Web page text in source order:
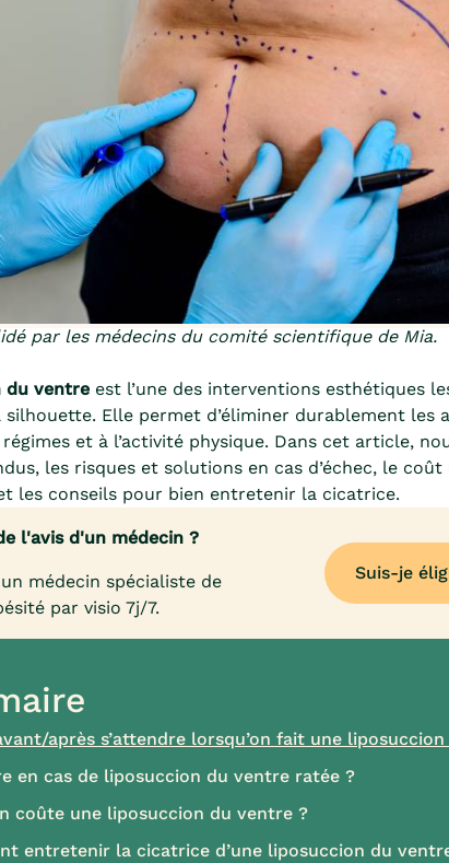
par les médecins du comité scientifique de Mia.
du ventre est l’une des interventions esthétiques
Elle permet d’éliminer durablement les
et à l’activité physique. Dans cet article,
les risques et solutions en cas d’échec, le coût
les conseils pour bien entretenir la cicatrice.
l'avis d'un médecin ?
Suis-je
médecin spécialiste de
par visio 7j/7.
après s’attendre lorsqu’on fait une
en cas de liposuccion du ventre ratée ?
coûte une liposuccion du ventre ?
entretenir la cicatrice d’une liposuccion du